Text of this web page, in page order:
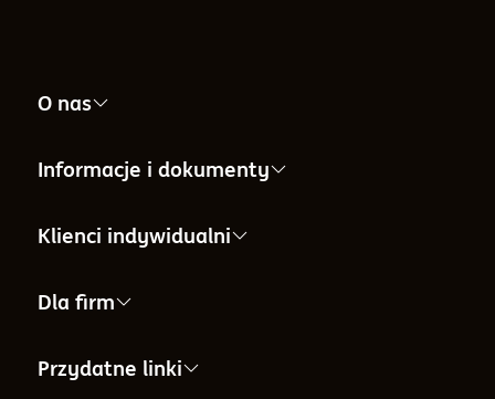
O nas
Nasza firma
Władze
Informacje i dokumenty
Informacje i dokumenty
Klienci indywidualni
IKE
Dla firm
PPE
Przydatne linki